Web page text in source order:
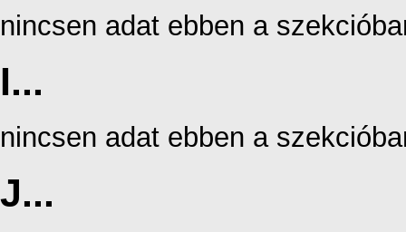
nincsen adat ebben a
I...
nincsen adat ebben a
J...